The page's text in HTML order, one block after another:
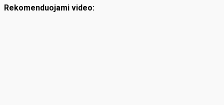
Rekomenduojami video: